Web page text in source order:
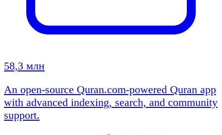
58,3 млн
An open-source Quran.com-powered Quran app
with advanced indexing, search, and community
support.